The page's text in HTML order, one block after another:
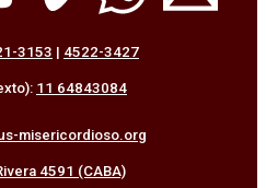
3153 | 4522-3427
11 64843084
misericordioso.org
4591 (CABA)